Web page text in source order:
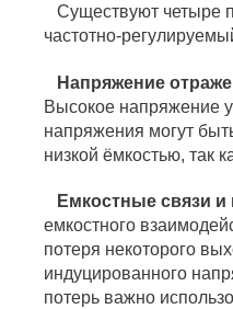
Существуют четыре
частотно-
Напряжение
Высокое напряжение
напряжения могут
низкой ёмкостью, так
Емкостные связи
емкостного
потеря некоторого
индуцированного
потерь важно